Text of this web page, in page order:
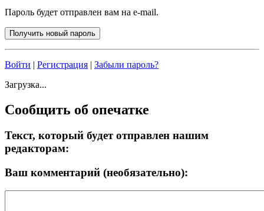
Пароль будет отправлен вам на e-mail.
Войти | Регистрация | Забыли пароль?
Загрузка...
Сообщить об опечатке
Текст, который будет отправлен нашим
редакторам:
Ваш комментарий (необязательно):